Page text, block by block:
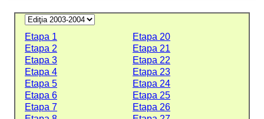
Etapa 1
Etapa 20
Etapa 2
Etapa 21
Etapa 3
Etapa 22
Etapa 4
Etapa 23
Etapa 5
Etapa 24
Etapa 6
Etapa 25
Etapa 7
Etapa 26